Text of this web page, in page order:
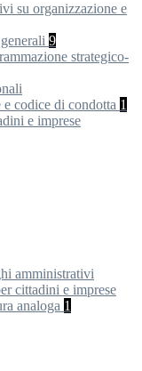
su organizzazione e
9
strategico-
codice di condotta 1
e imprese
amministrativi
cittadini e imprese
analoga 1